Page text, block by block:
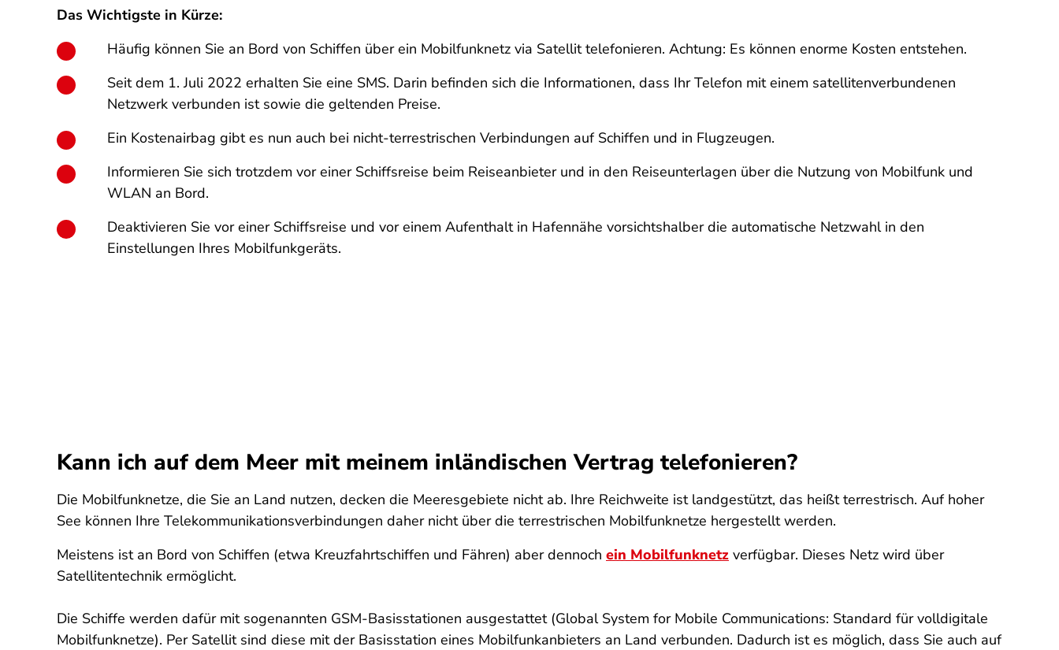
Das Wichtigste in Kürze:
Häufig können Sie an Bord von Schiffen über ein Mobilfunknetz via Satellit telefonieren. Achtung: Es können enorme Kosten entstehen.
Seit dem 1. Juli 2022 erhalten Sie eine SMS. Darin befinden sich die Informationen, dass Ihr Telefon mit einem satellitenverbundenen
Netzwerk verbunden ist sowie die geltenden Preise.
Ein Kostenairbag gibt es nun auch bei nicht-terrestrischen Verbindungen auf Schiffen und in Flugzeugen.
Informieren Sie sich trotzdem vor einer Schiffsreise beim Reiseanbieter und in den Reiseunterlagen über die Nutzung von Mobilfunk und
WLAN an Bord.
Deaktivieren Sie vor einer Schiffsreise und vor einem Aufenthalt in Hafennähe vorsichtshalber die automatische Netzwahl in den
Einstellungen Ihres Mobilfunkgeräts.
Kann ich auf dem Meer mit meinem inländischen Vertrag telefonieren?
Die Mobilfunknetze, die Sie an Land nutzen, decken die Meeresgebiete nicht ab. Ihre Reichweite ist landgestützt, das heißt terrestrisch. Auf hoher
See können Ihre Telekommunikationsverbindungen daher nicht über die terrestrischen Mobilfunknetze hergestellt werden.
Meistens ist an Bord von Schiffen (etwa Kreuzfahrtschiffen und Fähren) aber dennoch ein Mobilfunknetz verfügbar. Dieses Netz wird über
Satellitentechnik ermöglicht.
Die Schiffe werden dafür mit sogenannten GSM-Basisstationen ausgestattet (Global System for Mobile Communications: Standard für volldigitale
Mobilfunknetze). Per Satellit sind diese mit der Basisstation eines Mobilfunkanbieters an Land verbunden. Dadurch ist es möglich, dass Sie auch auf